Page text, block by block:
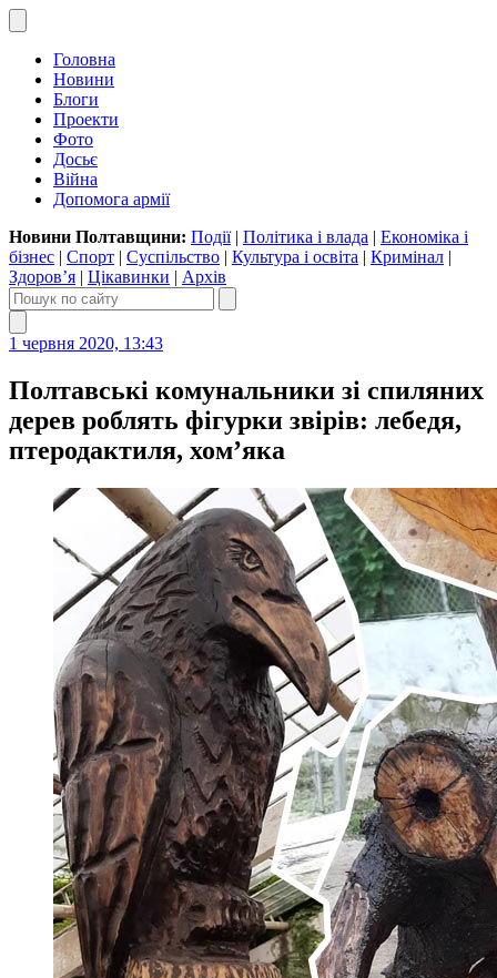
Головна
Новини
Блоги
Проекти
Фото
Досьє
Війна
Допомога армії
Новини Полтавщини: Події| Політика і влада | Економіка і
бізнес | Спорт | Суспільство | Культура і освіта | Кримінал |
Здоров’я | Цікавинки | Архів
1 червня 2020, 13:43
Полтавські комунальники зі спиляних
дерев роблять фігурки звірів: лебедя,
птеродактиля, хом’яка